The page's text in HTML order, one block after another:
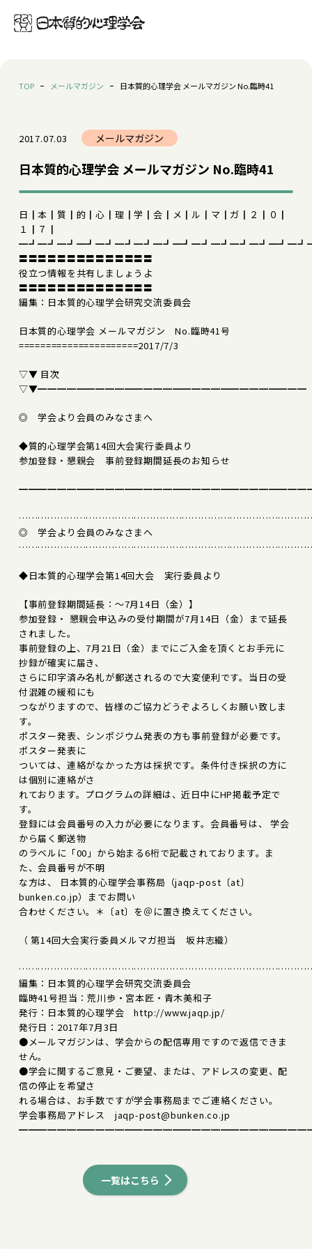
TOP メールマガジン 日本質的心理学会 メールマガジン No.臨時41
2017.07.03 メールマガジン
日本質的心理学会 メールマガジン No.臨時41
日┃本┃質┃的┃心┃理┃学┃会┃メ┃ル┃マ┃ガ┃２┃０┃
１┃７┃
〓〓〓〓〓〓〓〓〓〓〓〓〓〓
役立つ情報を共有しましょうよ
〓〓〓〓〓〓〓〓〓〓〓〓〓〓
編集：日本質的心理学会研究交流委員会
日本質的心理学会 メールマガジン No.臨時41号
======================2017/7/3
▽▼ 目次
▽▼━━━━━━━━━━━━━━━━━━━━━━━━━━━━
◎ 学会より会員のみなさまへ
◆質的心理学会第14回大会実行委員より
参加登録・懇親会 事前登録期間延長のお知らせ
◎ 学会より会員のみなさまへ
◆日本質的心理学会第14回大会 実行委員より
【事前登録期間延長：～7月14日（金）】
参加登録・ 懇親会申込みの受付期間が7月14日（金）まで延長
されました。
事前登録の上、7月21日（金）までにご入金を頂くとお手元に
抄録が確実に届き、
さらに印字済み名札が郵送されるので大変便利です。当日の受
付混雑の緩和にも
つながりますので、皆様のご協力どうぞよろしくお願い致しま
す。
ポスター発表、シンポジウム発表の方も事前登録が必要です。
ポスター発表に
ついては、連絡がなかった方は採択です。条件付き採択の方に
は個別に連絡がさ
れております。プログラムの詳細は、近日中にHP掲載予定で
す。
登録には会員番号の入力が必要になります。会員番号は、 学会
から届く郵送物
のラベルに「00」から始まる6桁で記載されております。ま
た、会員番号が不明
な方は、 日本質的心理学会事務局（jaqp-post〔at〕
bunken.co.jp）までお問い
合わせください。＊〔at〕を＠に置き換えてください。
（ 第14回大会実行委員メルマガ担当 坂井志織）
編集：日本質的心理学会研究交流委員会
臨時41号担当：荒川歩・宮本匠・青木美和子
発行：日本質的心理学会 http://www.jaqp.jp/
発行日：2017年7月3日
●メールマガジンは、学会からの配信専用ですので返信できま
せん。
●学会に関するご意見・ご要望、または、アドレスの変更、配
信の停止を希望さ
れる場合は、お手数ですが学会事務局までご連絡ください。
学会事務局アドレス jaqp-post@bunken.co.jp
一覧はこちら